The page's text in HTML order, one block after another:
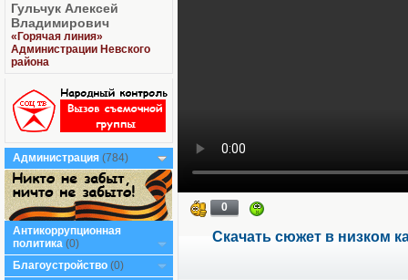
Гульчук Алексей
Владимирович
«Горячая линия»
Администрации Невского
района
Администрация (784)
Антикоррупционная
политика (0)
Благоустройство (0)
0
Скачать сюжет в низком